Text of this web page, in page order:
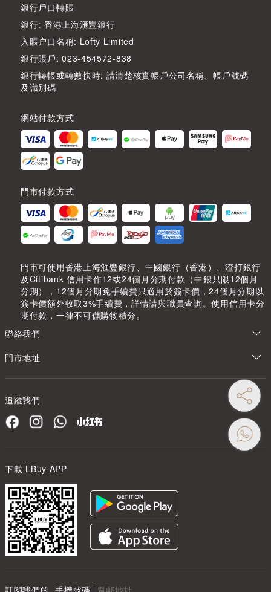
銀行戶口轉賬
銀行: 香港上海滙豐銀行
入賬户口名稱: Lofty Limited
銀行賬戶: 023-454572-838
銀行轉帳或轉數快時: 請清楚核實帳戶公司名稱、帳戶號碼
及識別碼
網站付款方式
門市付款方式
門市可使用香港上海滙豐銀行、中國銀行（香港）、渣打銀行
及Citibank 信用卡作12或24個月分期付款（中銀只限12個月
分期），12個月分期免手續費只適用於簽卡價，24個月分期以
簽卡價額外收取3%手續費，詳情請與職員查詢。使用信用卡分
期付款，一律不可儲購物積分。
聯絡我們
門市地址
追蹤我們
下載 LBuy APP
訂閱我們的 手機號碼 電郵地址